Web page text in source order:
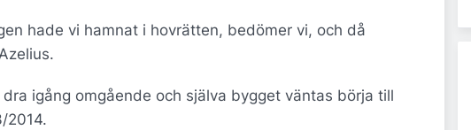
hade vi hamnat i hovrätten, bedömer vi, och då
igång omgående och själva bygget väntas börja till
2014.